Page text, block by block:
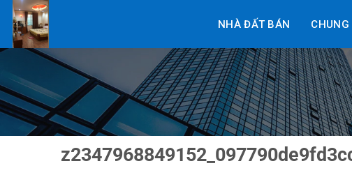
qua
nội
NHÀ ĐẤT BÁN